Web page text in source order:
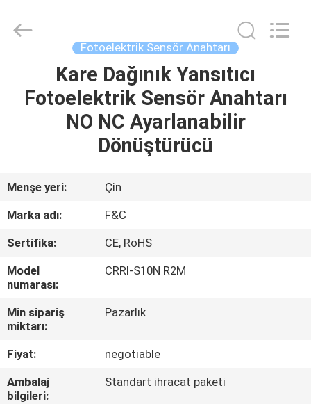
ÜRÜN:%
HAKKIMIZDA
TURU
KONTROL
BIZE
ULAŞIN
Copyright
Technology
(Hunan)
Fotoelektrik Sensör Anahtarı
Kare Dağınık Yansıtıcı
Fotoelektrik Sensör Anahtarı
NO NC Ayarlanabilir
Dönüştürücü
Menşe yeri:
Çin
Marka adı:
F&C
Sertifika:
CE, RoHS
Model
numarası:
CRRI-S10N R2M
Min sipariş
miktarı:
Pazarlık
Fiyat:
negotiable
Ambalaj
bilgileri:
Standart ihracat paketi